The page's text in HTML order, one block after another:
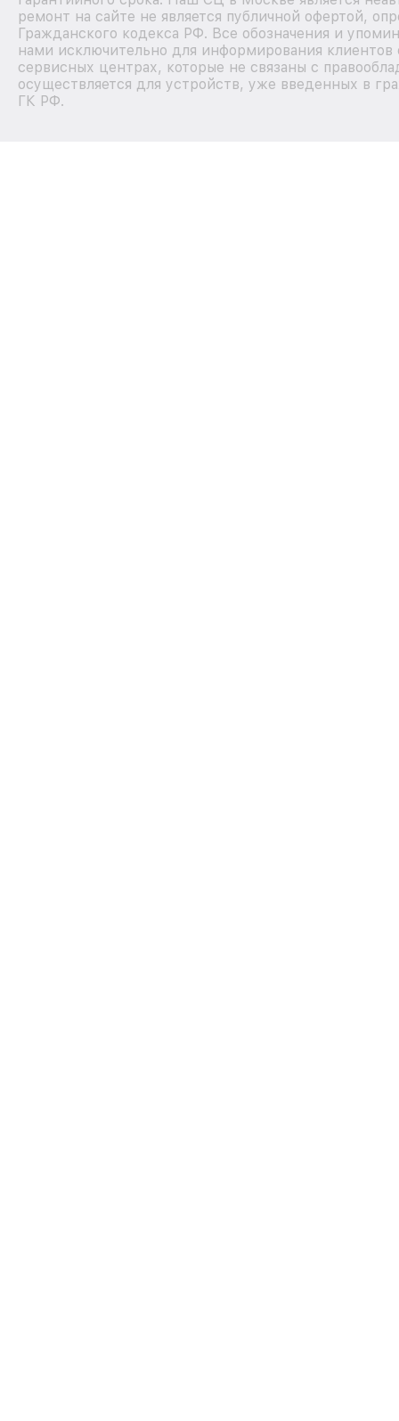
ремонт на сайте не является публичной офертой,
Гражданского кодекса РФ. Все обозначения и
нами исключительно для информирования
сервисных центрах, которые не связаны с
осуществляется для устройств, уже введенных в
ГК РФ.